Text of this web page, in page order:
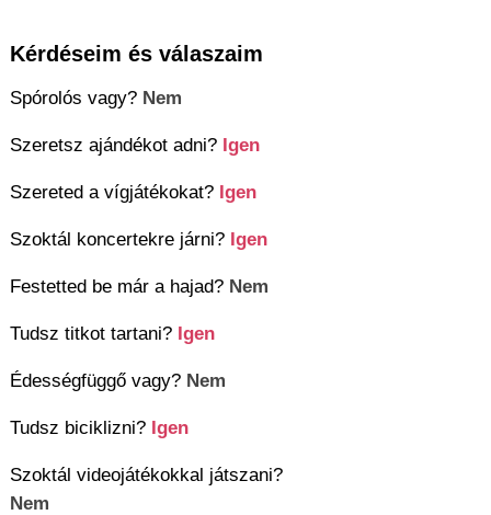
Kérdéseim és válaszaim
Spórolós vagy? Nem
Szeretsz ajándékot adni? Igen
Szereted a vígjátékokat? Igen
Szoktál koncertekre járni? Igen
Festetted be már a hajad? Nem
Tudsz titkot tartani? Igen
Édességfüggő vagy? Nem
Tudsz biciklizni? Igen
Szoktál videojátékokkal játszani?
Nem